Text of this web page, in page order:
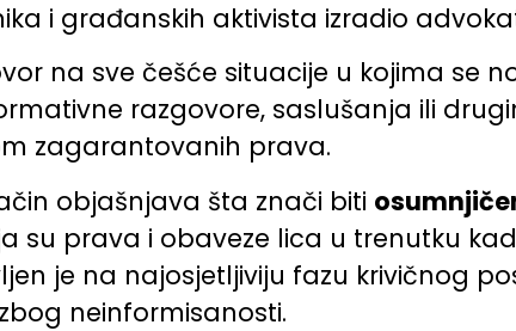
i građanskih aktivista izradio
na sve češće situacije u kojima se
razgovore, saslušanja ili
zagarantovanih prava.
objašnjava šta znači biti
su prava i obaveze lica u trenutku
je na najosjetljiviju fazu krivičnog
neinformisanosti.